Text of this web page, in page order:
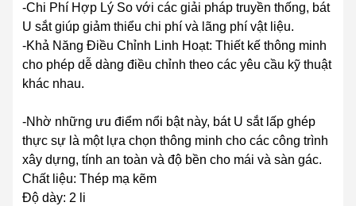
-Chi Phí Hợp Lý So với các giải pháp truyền thống, bát
U sắt giúp giảm thiểu chi phí và lãng phí vật liệu.
-Khả Năng Điều Chỉnh Linh Hoạt: Thiết kế thông minh
cho phép dễ dàng điều chỉnh theo các yêu cầu kỹ thuật
khác nhau.
-Nhờ những ưu điểm nổi bật này, bát U sắt lấp ghép
thực sự là một lựa chọn thông minh cho các công trình
xây dựng, tính an toàn và độ bền cho mái và sàn gác.
Chất liệu: Thép mạ kẽm
Độ dày: 2 li